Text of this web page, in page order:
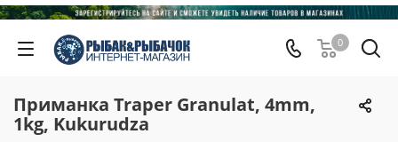
0
Приманка Traper Granulat, 4mm,
1kg, Kukurudza